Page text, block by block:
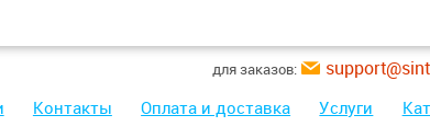
Контакты Оплата и доставка Услуги
для заказов: